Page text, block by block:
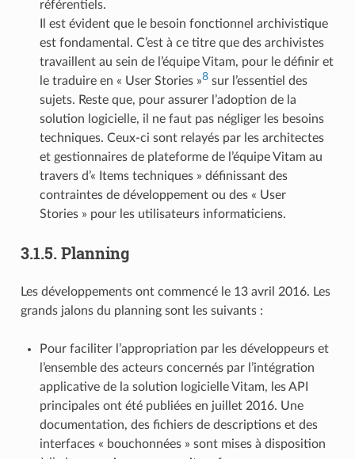
référentiels.
Il est évident que le besoin fonctionnel archivistique
est fondamental. C’est à ce titre que des archivistes
travaillent au sein de l’équipe Vitam, pour le définir et
le traduire en « User Stories »8sur l’essentiel des
sujets. Reste que, pour assurer l’adoption de la
solution logicielle, il ne faut pas négliger les besoins
techniques. Ceux-ci sont relayés par les architectes
et gestionnaires de plateforme de l’équipe Vitam au
travers d’« Items techniques » définissant des
contraintes de développement ou des « User
Stories » pour les utilisateurs informaticiens.
3.1.5. Planning
Les développements ont commencé le 13 avril 2016. Les
grands jalons du planning sont les suivants :
Pour faciliter l’appropriation par les développeurs et
l’ensemble des acteurs concernés par l’intégration
applicative de la solution logicielle Vitam, les API
principales ont été publiées en juillet 2016. Une
documentation, des fichiers de descriptions et des
interfaces « bouchonnées » sont mises à disposition